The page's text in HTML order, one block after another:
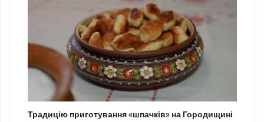
Традицію приготування «шпачків» на Городищині